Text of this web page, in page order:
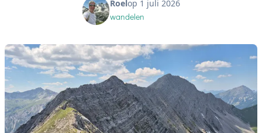
Roelop 1 juli 2026
wandelen